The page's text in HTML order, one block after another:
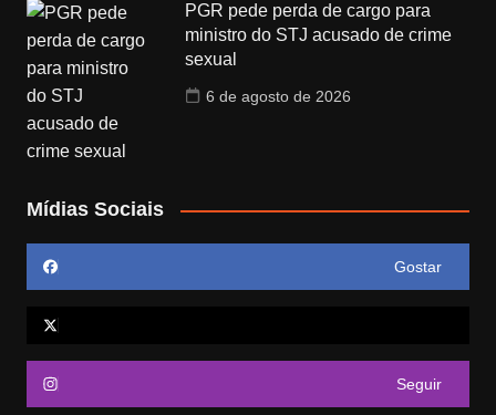
PGR pede perda de cargo para
ministro do STJ acusado de crime
sexual
6 de agosto de 2026
Mídias Sociais
Gostar
Seguir